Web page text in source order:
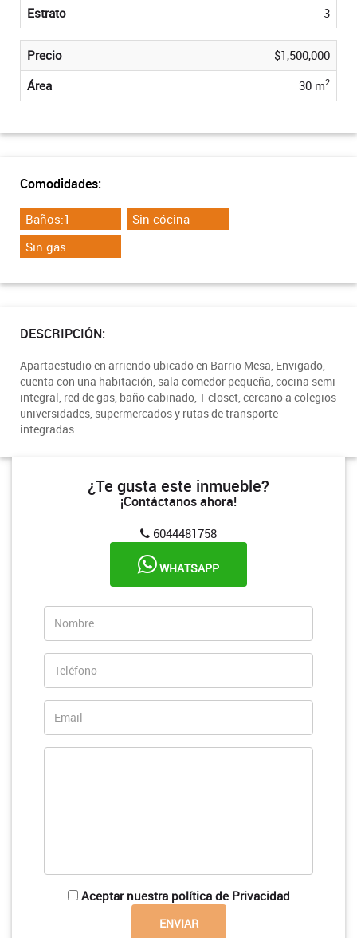
Estrato 3
Precio
$1,500,000
Área
30 m2
Comodidades:
Baños:1
Sin cócina
Sin gas
DESCRIPCIÓN:
Apartaestudio en arriendo ubicado en Barrio Mesa, Envigado,
cuenta con una habitación, sala comedor pequeña, cocina semi
integral, red de gas, baño cabinado, 1 closet, cercano a colegios
universidades, supermercados y rutas de transporte
integradas.
¿Te gusta este inmueble?
¡Contáctanos ahora!
6044481758
WHATSAPP
Aceptar nuestra política de Privacidad